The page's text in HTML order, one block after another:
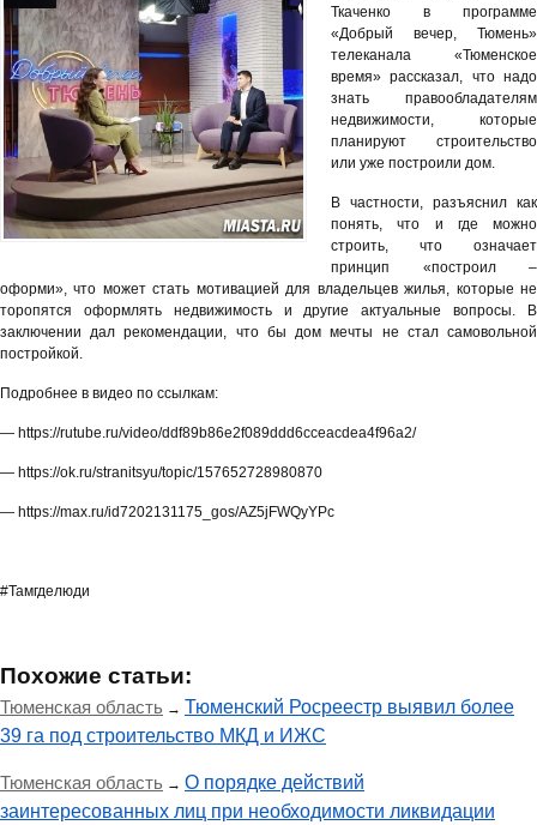
Ткаченко в программе
«Добрый вечер, Тюмень»
телеканала «Тюменское
время» рассказал, что надо
знать правообладателям
недвижимости, которые
планируют строительство
или уже построили дом.
В частности, разъяснил как
понять, что и где можно
строить, что означает
принцип «построил –
оформи», что может стать мотивацией для владельцев жилья, которые не
торопятся оформлять недвижимость и другие актуальные вопросы. В
заключении дал рекомендации, что бы дом мечты не стал самовольной
постройкой.
Подробнее в видео по ссылкам:
— https://rutube.ru/video/ddf89b86e2f089ddd6cceacdea4f96a2/
— https://ok.ru/stranitsyu/topic/157652728980870
— https://max.ru/id7202131175_gos/AZ5jFWQyYPc
#Тамгделюди
Похожие статьи:
Тюменская область → Тюменский Росреестр выявил более
39 га под строительство МКД и ИЖС
Тюменская область → О порядке действий
заинтересованных лиц при необходимости ликвидации